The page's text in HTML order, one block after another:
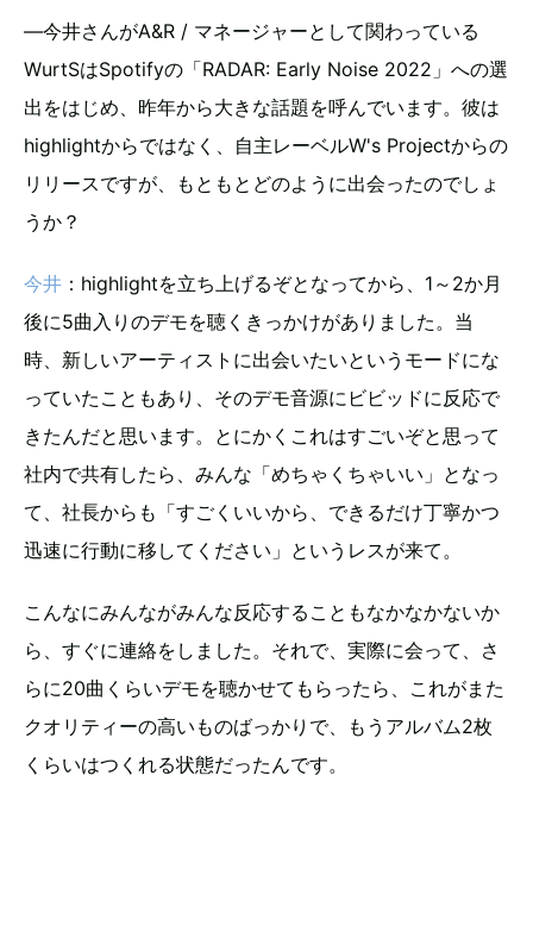
―今井さんがA&R / マネージャーとして関わっている
WurtSはSpotifyの「RADAR: Early Noise 2022」への選
出をはじめ、昨年から大きな話題を呼んでいます。彼は
highlightからではなく、自主レーベルW's Projectからの
リリースですが、もともとどのように出会ったのでしょ
うか？
今井 ：highlightを立ち上げるぞとなってから、1～2か月
後に5曲入りのデモを聴くきっかけがありました。当
時、新しいアーティストに出会いたいというモードにな
っていたこともあり、そのデモ音源にビビッドに反応で
きたんだと思います。とにかくこれはすごいぞと思って
社内で共有したら、みんな「めちゃくちゃいい」となっ
て、社長からも「すごくいいから、できるだけ丁寧かつ
迅速に行動に移してください」というレスが来て。
こんなにみんながみんな反応することもなかなかないか
ら、すぐに連絡をしました。それで、実際に会って、さ
らに20曲くらいデモを聴かせてもらったら、これがまた
クオリティーの高いものばっかりで、もうアルバム2枚
くらいはつくれる状態だったんです。